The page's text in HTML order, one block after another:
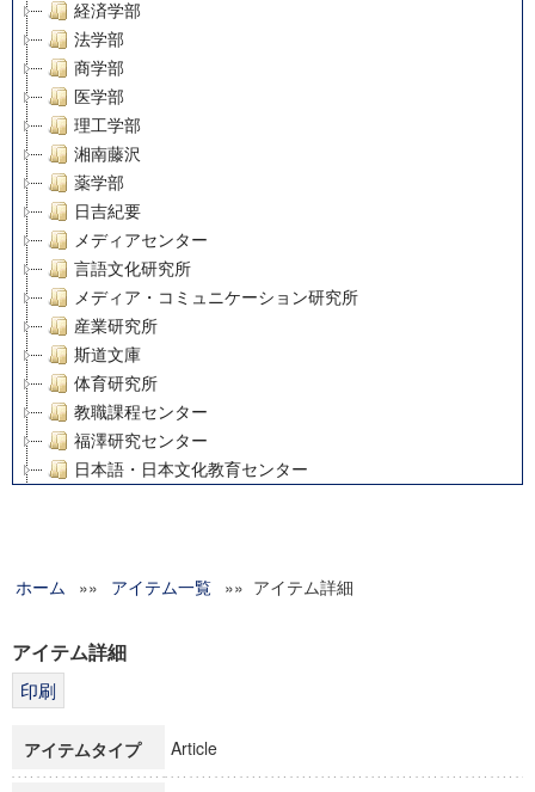
経済学部
法学部
商学部
医学部
理工学部
湘南藤沢
薬学部
日吉紀要
メディアセンター
言語文化研究所
メディア・コミュニケーション研究所
産業研究所
斯道文庫
体育研究所
教職課程センター
福澤研究センター
日本語・日本文化教育センター
グローバルリサーチインスティテュート
科学研究費補助金研究成果報告書
博士課程教育リーディングプログラム「超成熟社会発展のサ
ホーム »» アイテム一覧 »» アイテム詳細
アイテム詳細
アイテムタイプ Article